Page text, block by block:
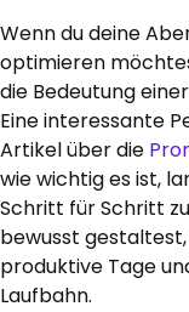
Wenn du deine
optimieren
die Bedeutung
Eine interessante
Artikel über die
wie wichtig es ist,
Schritt für Schritt
bewusst
produktive Tage
Laufbahn.